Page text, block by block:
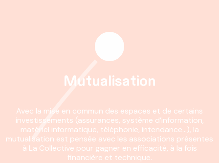
Mutualisation
Avec la mise en commun des espaces et de certains
investissements (assurances, système d’information,
matériel informatique, téléphonie, intendance…), la
mutualisation est pensée avec les associations présentes
à La Collective pour gagner en efficacité, à la fois
financière et technique.